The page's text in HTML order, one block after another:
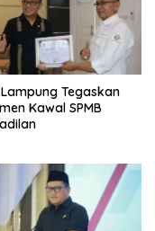
Lampung Tegaskan
Kawal SPMB